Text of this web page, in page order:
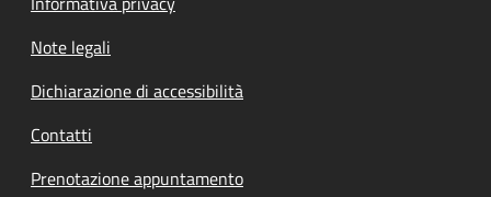
Note legali
Dichiarazione di accessibilità
Contatti
Prenotazione appuntamento